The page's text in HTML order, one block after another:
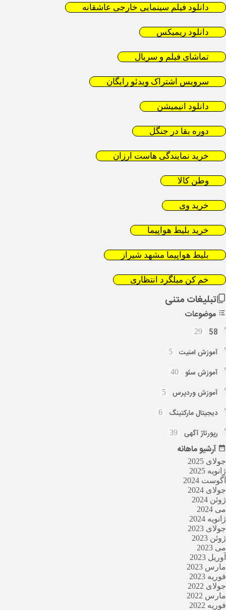
دانلود فیلم سینمایی خارجی عاشقانه
دانلود ریمیکس
تماشای فیلم و سریال
سرویس اشتراک ویدئو رایگان
دانلود انیمیشن
دوره بقا در جنگل
خرید نمایندگی هاست ارزان
وطن کالا
خرید وی
خرید بلیط هواپیما
بلیط هواپیما مشهد شیراز
خم کن میلگرد انتظاری
تبلیغات متنی
موضوعات
58
29
آموزش امنیت 5
آموزش سئو 40
آموزش وردپرس 5
دیجیتال مارکتینگ 6
رپورتاژ آگهی 39
آرشیوماهانه
جولای 2025
ژانویه 2025
آگوست 2024
جولای 2024
ژوئن 2024
می 2024
ژانویه 2024
جولای 2023
ژوئن 2023
می 2023
آوریل 2023
مارس 2023
فوریه 2023
جولای 2022
مارس 2022
فوریه 2022